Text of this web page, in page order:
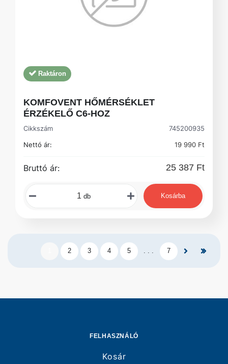
Raktáron
KOMFOVENT HŐMÉRSÉKLET
ÉRZÉKELŐ C6-HOZ
Cikkszám
745200935
Nettó ár:
19 990 Ft
Bruttó ár: 25 387 Ft
db Kosárba
2 3 4 5 . . . 7
FELHASZNÁLÓ
Kosár